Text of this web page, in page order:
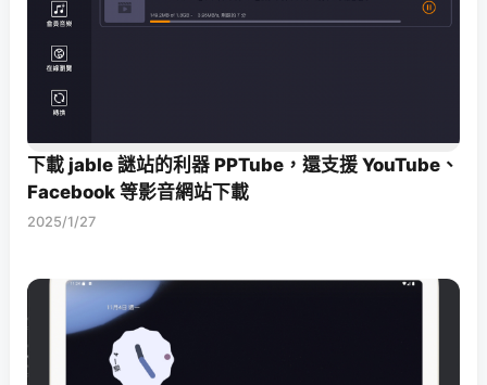
下載 jable 謎站的利器 PPTube，還支援 YouTube、
Facebook 等影音網站下載
2025/1/27